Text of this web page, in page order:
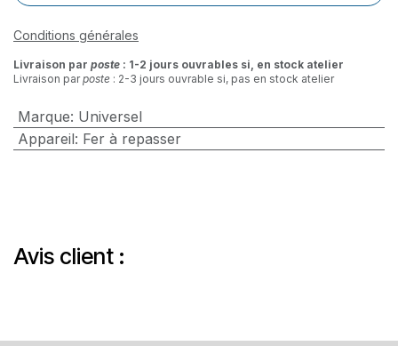
Conditions générales
Livraison par poste : 1-2 jours ouvrables si, en stock atelier
Livraison parposte : 2-3 jours ouvrable si, pas en stock atelier
Marque: Universel
Appareil: Fer à repasser
Avis client :